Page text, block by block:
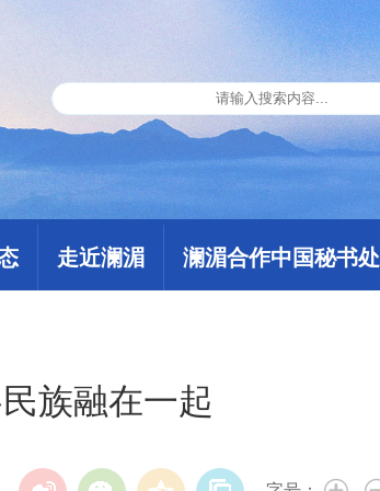
走近澜湄 澜湄合作中国秘书处
族融在一起